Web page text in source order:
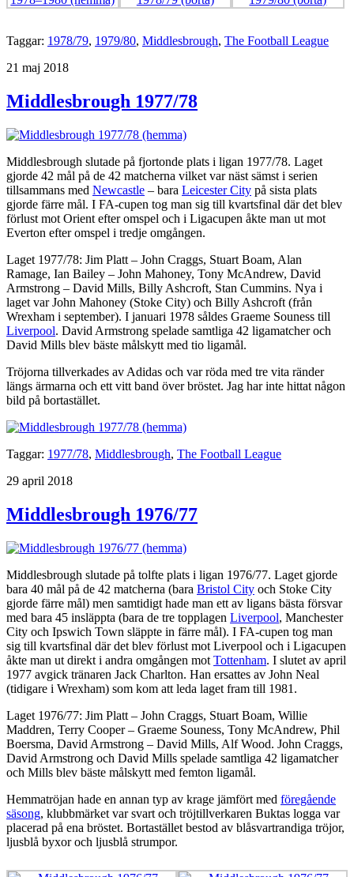
Taggar: 1978/79, 1979/80, Middlesbrough, The Football League
Publicerat
21 maj 2018
Middlesbrough 1977/78
Middlesbrough slutade på fjortonde plats i ligan 1977/78. Laget
gjorde 42 mål på de 42 matcherna vilket var näst sämst i serien
tillsammans med Newcastle – bara Leicester City på sista plats
gjorde färre mål. I FA-cupen tog man sig till kvartsfinal där det blev
förlust mot Orient efter omspel och i Ligacupen åkte man ut mot
Everton efter omspel i tredje omgången.
Laget 1977/78: Jim Platt – John Craggs, Stuart Boam, Alan
Ramage, Ian Bailey – John Mahoney, Tony McAndrew, David
Armstrong – David Mills, Billy Ashcroft, Stan Cummins. Nya i
laget var John Mahoney (Stoke City) och Billy Ashcroft (från
Wrexham i september). I januari 1978 såldes Graeme Souness till
Liverpool. David Armstrong spelade samtliga 42 ligamatcher och
David Mills blev bäste målskytt med tio ligamål.
Tröjorna tillverkades av Adidas och var röda med tre vita ränder
längs ärmarna och ett vitt band över bröstet. Jag har inte hittat någon
bild på bortastället.
Taggar: 1977/78, Middlesbrough, The Football League
Publicerat
29 april 2018
Middlesbrough 1976/77
Middlesbrough slutade på tolfte plats i ligan 1976/77. Laget gjorde
bara 40 mål på de 42 matcherna (bara Bristol City och Stoke City
gjorde färre mål) men samtidigt hade man ett av ligans bästa försvar
med bara 45 insläppta (bara de tre topplagen Liverpool, Manchester
City och Ipswich Town släppte in färre mål). I FA-cupen tog man
sig till kvartsfinal där det blev förlust mot Liverpool och i Ligacupen
åkte man ut direkt i andra omgången mot Tottenham. I slutet av april
1977 avgick tränaren Jack Charlton. Han ersattes av John Neal
(tidigare i Wrexham) som kom att leda laget fram till 1981.
Laget 1976/77: Jim Platt – John Craggs, Stuart Boam, Willie
Maddren, Terry Cooper – Graeme Souness, Tony McAndrew, Phil
Boersma, David Armstrong – David Mills, Alf Wood. John Craggs,
David Armstrong och David Mills spelade samtliga 42 ligamatcher
och Mills blev bäste målskytt med femton ligamål.
Hemmatröjan hade en annan typ av krage jämfört med föregående
säsong, klubbmärket var svart och tröjtillverkaren Buktas logga var
placerad på ena bröstet. Bortastället bestod av blåsvartrandiga tröjor,
ljusblå byxor och ljusblå strumpor.